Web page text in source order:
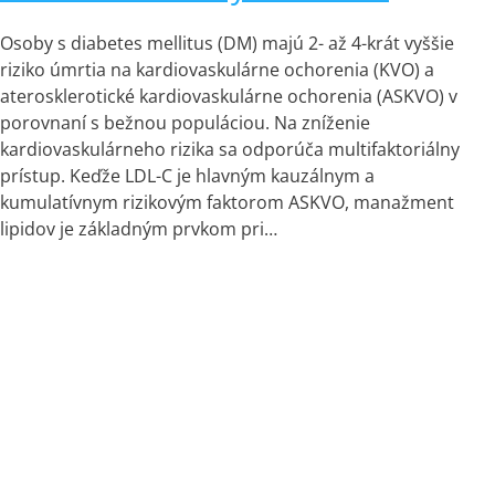
Osoby s diabetes mellitus (DM) majú 2- až 4-krát vyššie
riziko úmrtia na kardiovaskulárne ochorenia (KVO) a
aterosklerotické kardiovaskulárne ochorenia (ASKVO) v
porovnaní s bežnou populáciou. Na zníženie
kardiovaskulárneho rizika sa odporúča multifaktoriálny
prístup. Keďže LDL-C je hlavným kauzálnym a
kumulatívnym rizikovým faktorom ASKVO, manažment
lipidov je základným prvkom pri…